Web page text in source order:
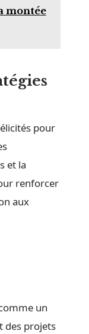
montée
pour
et la
renforcer
aux
un
des projets